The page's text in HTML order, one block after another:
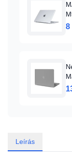
8
Leírás